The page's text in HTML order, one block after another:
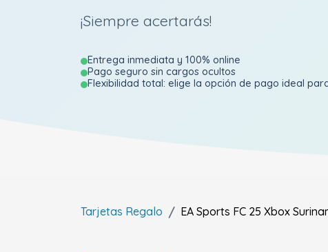
¡Siempre acertarás!
Entrega inmediata y 100% online
Pago seguro sin cargos ocultos
Flexibilidad total: elige la opción de pago ideal
Tarjetas Regalo EA Sports FC 25 Xbox